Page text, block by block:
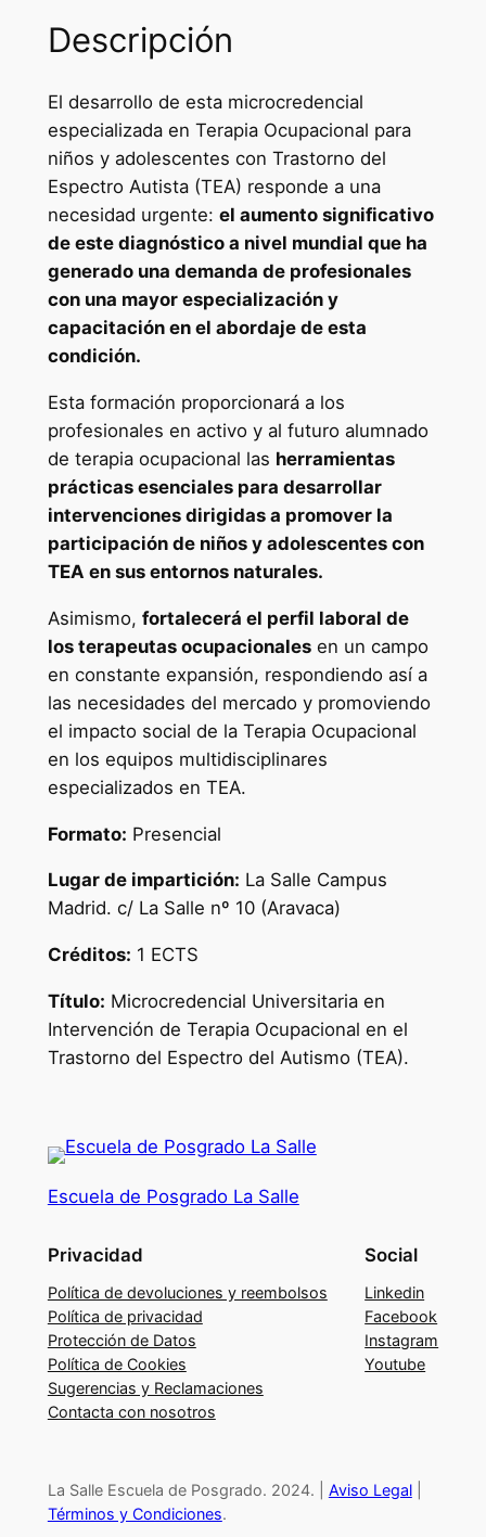
e
n
c
i
a
l
U
n
i
v
r
s
i
t
a
r
i
e
n
I
n
t
e
r
v
n
c
ó
n
d
e
a
p
a
c
u
p
a
c
n
Descripción
El desarrollo de esta microcredencial
especializada en Terapia Ocupacional para
niños y adolescentes con Trastorno del
Espectro Autista (TEA) responde a una
necesidad urgente: el aumento significativo
de este diagnóstico a nivel mundial que ha
generado una demanda de profesionales
con una mayor especialización y
capacitación en el abordaje de esta
condición.
Esta formación proporcionará a los
profesionales en activo y al futuro alumnado
de terapia ocupacional las herramientas
prácticas esenciales para desarrollar
intervenciones dirigidas a promover la
participación de niños y adolescentes con
TEA en sus entornos naturales.
Asimismo, fortalecerá el perfil laboral de
los terapeutas ocupacionalesen un campo
en constante expansión, respondiendo así a
las necesidades del mercado y promoviendo
el impacto social de la Terapia Ocupacional
en los equipos multidisciplinares
especializados en TEA.
Formato: Presencial
Lugar de impartición: La Salle Campus
Madrid. c/ La Salle nº 10 (Aravaca)
Créditos: 1 ECTS
Título: Microcredencial Universitaria en
Intervención de Terapia Ocupacional en el
Trastorno del Espectro del Autismo (TEA).
Escuela de Posgrado La Salle
Privacidad
Política de devoluciones y reembolsos
Política de privacidad
Protección de Datos
Política de Cookies
Sugerencias y Reclamaciones
Contacta con nosotros
Social
Linkedin
Facebook
Instagram
Youtube
La Salle Escuela de Posgrado. 2024. | Aviso Legal|
Términos y Condiciones.